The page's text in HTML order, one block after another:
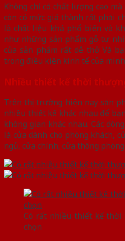
Không chỉ có chất lượng cao
còn có mức giá thành rất phải
là chất liệu khá phổ biến và
như những sản phẩm gỗ tự
của sản phẩm rất dễ thở Và
trong điều kiện kinh tế của
Nhiều thiết kế thời
Trên thị trường hiện nay sản
nhiều thiết kế khác nhau để
không gian khác nhau. Các
là cửa dành cho phòng khách,
ngủ, cửa chính, cửa thông
Có rất nhiều thiết kế
chọn